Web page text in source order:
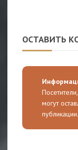
ОСТАВИТЬ
могут
публикации.